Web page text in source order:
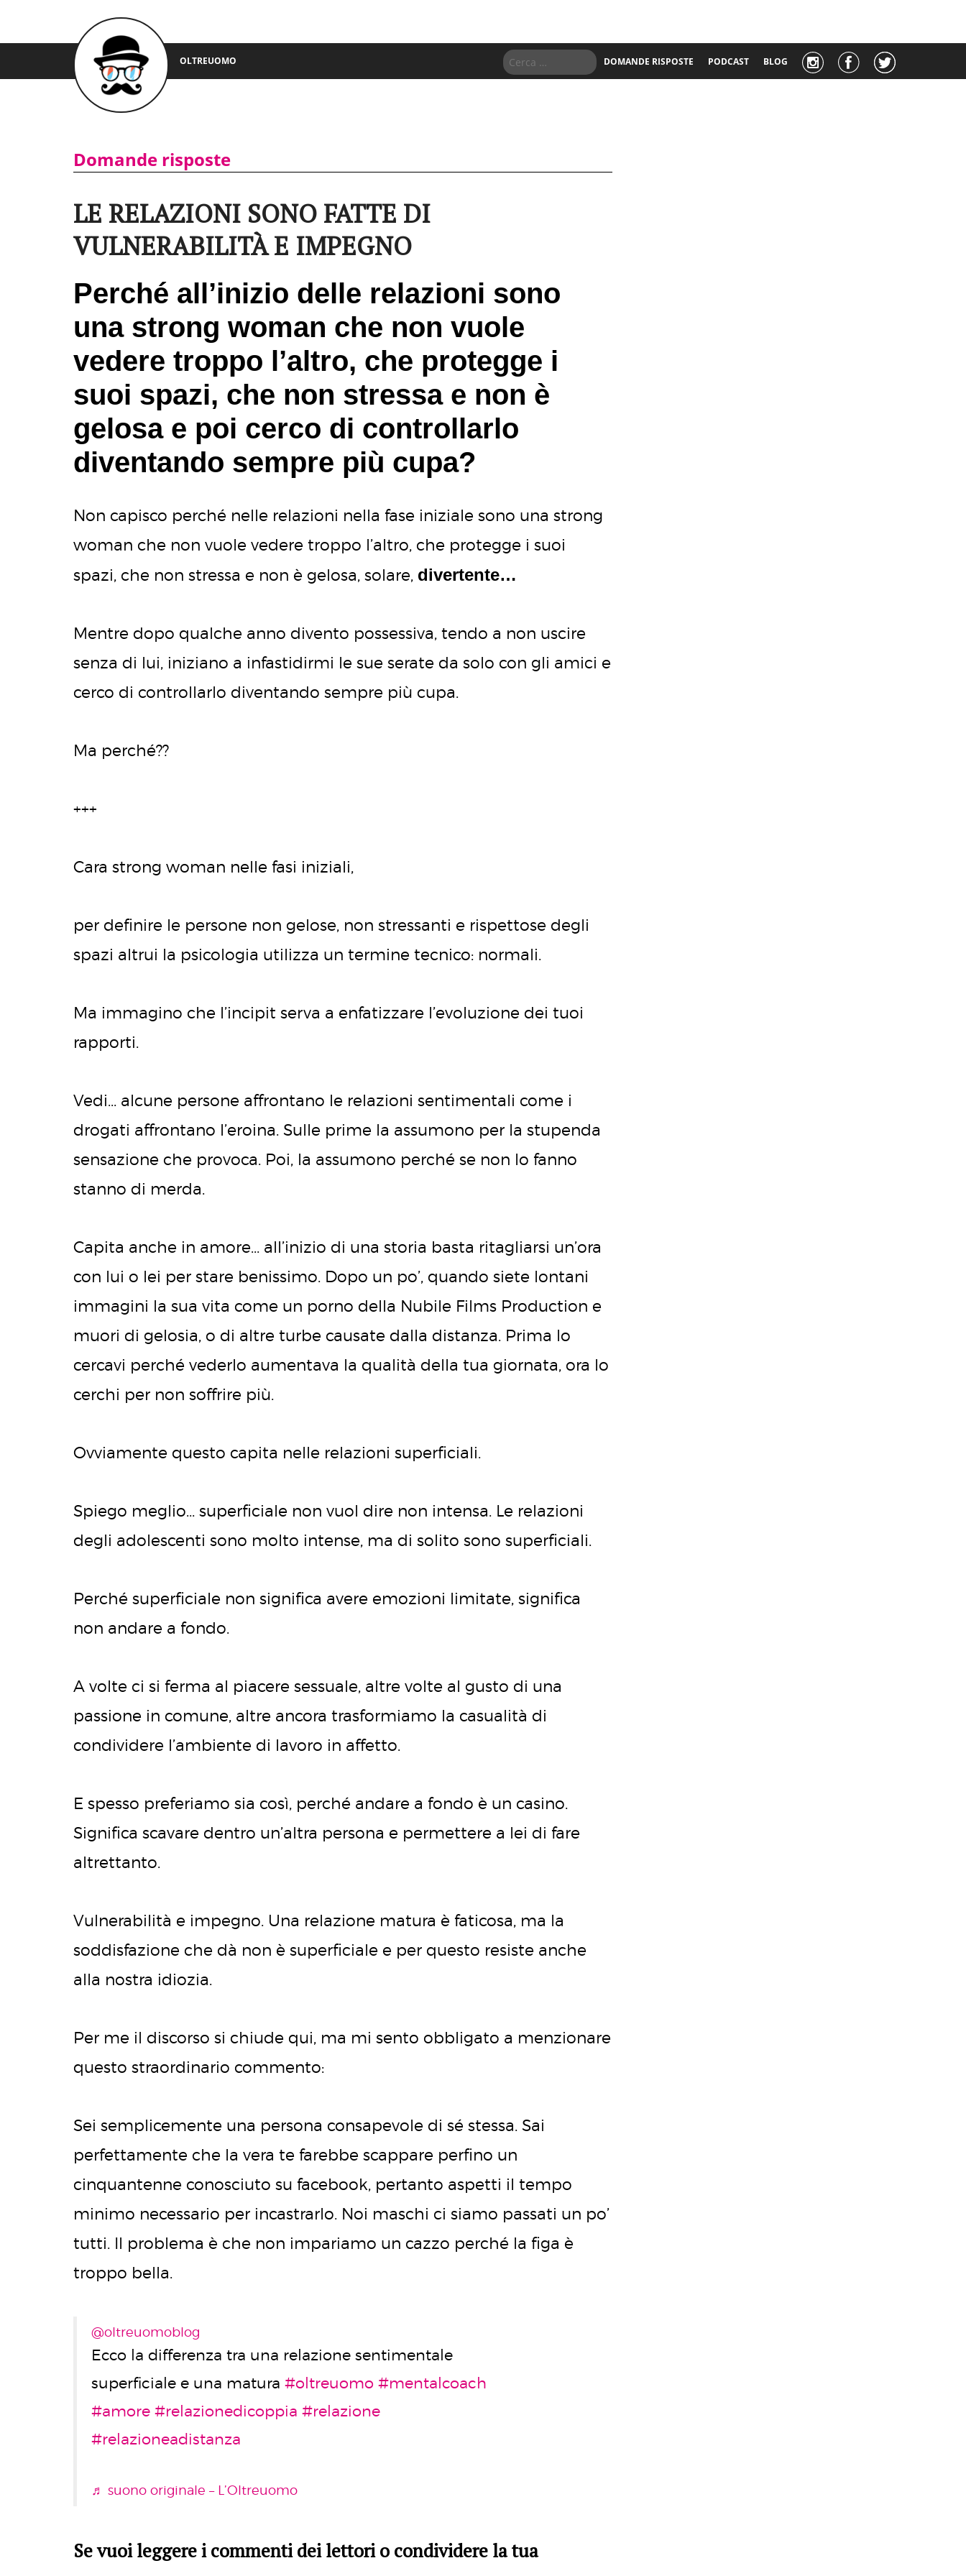
OLTREUOMO DOMANDE RISPOSTE PODCAST BLOG
Domande risposte
LE RELAZIONI SONO FATTE DI
VULNERABILITÀ E IMPEGNO
Perché all’inizio delle relazioni sono
una strong woman che non vuole
vedere troppo l’altro, che protegge i
suoi spazi, che non stressa e non è
gelosa e poi cerco di controllarlo
diventando sempre più cupa?
Non capisco perché nelle relazioni nella fase iniziale sono una strong
woman che non vuole vedere troppo l’altro, che protegge i suoi
spazi, che non stressa e non è gelosa, solare, divertente…
Mentre dopo qualche anno divento possessiva, tendo a non uscire
senza di lui, iniziano a infastidirmi le sue serate da solo con gli amici e
cerco di controllarlo diventando sempre più cupa.
Ma perché??
+++
Cara strong woman nelle fasi iniziali,
per definire le persone non gelose, non stressanti e rispettose degli
spazi altrui la psicologia utilizza un termine tecnico: normali.
Ma immagino che l’incipit serva a enfatizzare l’evoluzione dei tuoi
rapporti.
Vedi… alcune persone affrontano le relazioni sentimentali come i
drogati affrontano l’eroina. Sulle prime la assumono per la stupenda
sensazione che provoca. Poi, la assumono perché se non lo fanno
stanno di merda.
Capita anche in amore… all’inizio di una storia basta ritagliarsi un’ora
con lui o lei per stare benissimo. Dopo un po’, quando siete lontani
immagini la sua vita come un porno della Nubile Films Production e
muori di gelosia, o di altre turbe causate dalla distanza. Prima lo
cercavi perché vederlo aumentava la qualità della tua giornata, ora lo
cerchi per non soffrire più.
Ovviamente questo capita nelle relazioni superficiali.
Spiego meglio… superficiale non vuol dire non intensa. Le relazioni
degli adolescenti sono molto intense, ma di solito sono superficiali.
Perché superficiale non significa avere emozioni limitate, significa
non andare a fondo.
A volte ci si ferma al piacere sessuale, altre volte al gusto di una
passione in comune, altre ancora trasformiamo la casualità di
condividere l’ambiente di lavoro in affetto.
E spesso preferiamo sia così, perché andare a fondo è un casino.
Significa scavare dentro un’altra persona e permettere a lei di fare
altrettanto.
Vulnerabilità e impegno. Una relazione matura è faticosa, ma la
soddisfazione che dà non è superficiale e per questo resiste anche
alla nostra idiozia.
Per me il discorso si chiude qui, ma mi sento obbligato a menzionare
questo straordinario commento:
Sei semplicemente una persona consapevole di sé stessa. Sai
perfettamente che la vera te farebbe scappare perfino un
cinquantenne conosciuto su facebook, pertanto aspetti il tempo
minimo necessario per incastrarlo. Noi maschi ci siamo passati un po’
tutti. Il problema è che non impariamo un cazzo perché la figa è
troppo bella.
@oltreuomoblog
Ecco la differenza tra una relazione sentimentale
superficiale e una matura #oltreuomo #mentalcoach
#amore #relazionedicoppia #relazione
#relazioneadistanza
♬ suono originale – L’Oltreuomo
Se vuoi leggere i commenti dei lettori o condividere la tua